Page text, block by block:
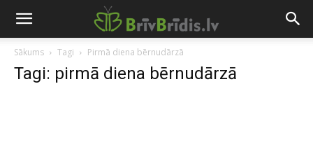
Sākums Tagi Pirmā diena bērnudārzā
Tagi: pirmā diena bērnudārzā